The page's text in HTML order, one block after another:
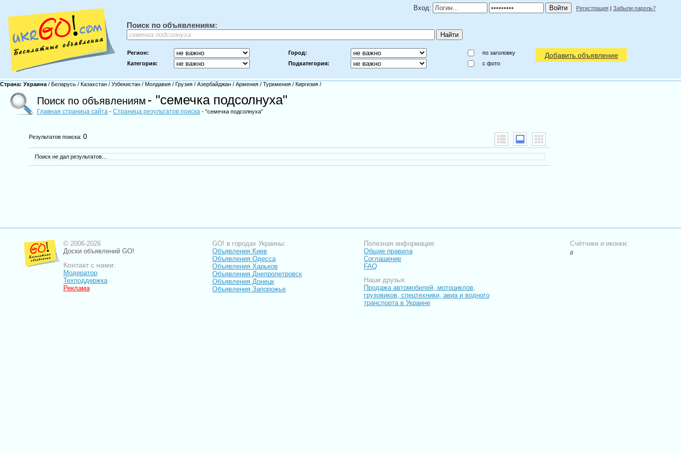
Вход: Регистрация | Забыли пароль?
Поиск по объявлениям:
Регион: Город:
по заголовку
Категория:
Подкатегория: c фото
Добавить объявление
Страна: Украина / Беларусь / Казахстан / Узбекистан / Молдавия / Грузия / Азербайджан / Армения / Туркмения / Киргизия /
Поиск по объявлениям - "семечка подсолнуха"
Главная страница сайта - Страница результатов поиска - "семечка подсолнуха"
Результатов поиска:0
Поиск не дал результатов...
© 2006-2026
Доски объявлений GO!
Контакт с нами:
Модератор
Техподдержка
Реклама
GO! в городах Украины:
Объявления Киев
Объявления Одесса
Объявления Харьков
Объявления Днепропетровск
Объявления Донецк
Объявления Запорожье
Полезная информация:
Общие правила
Соглашение
FAQ
Наши друзья:
Продажа автомобилей, мотоциклов,
грузовиков, спецтехники, авиа и водного
транспорта в Украине
Счётчики и иконки:
//